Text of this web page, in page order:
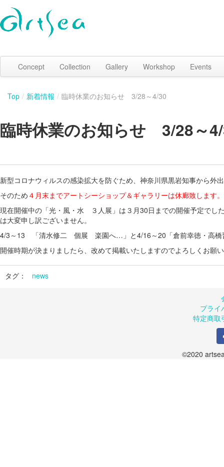
Concept Collection Gallery Workshop Events
Top / 新着情報 / 臨時休業のお知らせ 3/28～4/30
臨時休業のお知らせ 3/28～
新型コロナウィルスの感染拡大を防ぐため、神奈川県黒岩知事から外
そのため ４月末までアートシーショップ＆ギャラリーは休廊致します。
現在開催中の「光・風・水 ３人展」は３月30日までの開催予定でし
は大変申し訳ございません。
4/3～13 「清水修二 個展 楽園へ…」と4/16～20「倉前幸徳・高橋
開催時期が決まりましたら、改めて掲載いたしますのでよろしくお願
タグ： news
プライ
特定商取
©2020